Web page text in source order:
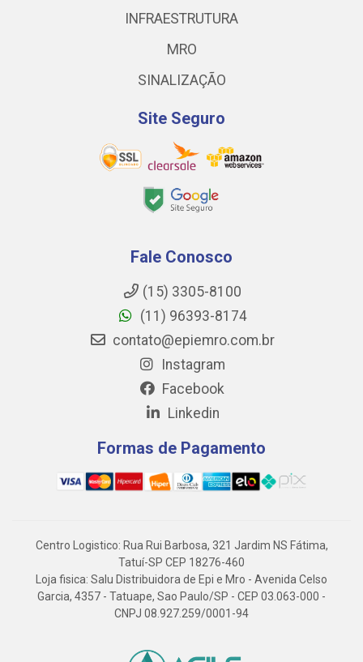
INFRAESTRUTURA
MRO
SINALIZAÇÃO
Site Seguro
Fale Conosco
(15) 3305-8100
(11) 96393-8174
contato@epiemro.com.br
Instagram
Facebook
Linkedin
Formas de Pagamento
Centro Logistico: Rua Rui Barbosa, 321 Jardim NS Fátima,
Tatuí-SP CEP 18276-460
Loja fisica: Salu Distribuidora de Epi e Mro - Avenida Celso
Garcia, 4357 - Tatuape, Sao Paulo/SP - CEP 03.063-000 -
CNPJ 08.927.259/0001-94